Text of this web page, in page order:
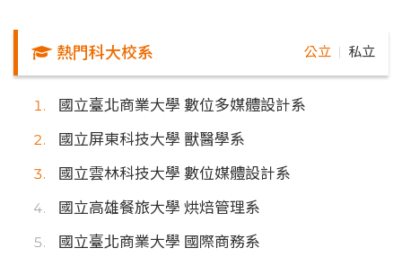
熱門科大校系 公立 私立
國立臺北商業大學 數位多媒體設計系
國立屏東科技大學 獸醫學系
國立雲林科技大學 數位媒體設計系
國立高雄餐旅大學 烘焙管理系
國立臺北商業大學 國際商務系